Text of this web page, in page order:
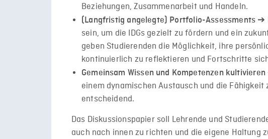
Beziehungen, Zusammenarbeit und Handeln.
(Langfristig angelegte) Portfolio-Assessments ➔
sein, um die IDGs gezielt zu fördern und ein
geben Studierenden die Möglichkeit, ihre
kontinuierlich zu reflektieren und Fortschritte
Gemeinsam Wissen und Kompetenzen kultivieren
einem dynamischen Austausch und die
entscheidend.
Das Diskussionspapier soll Lehrende und
auch nach innen zu richten und die eigene Haltung